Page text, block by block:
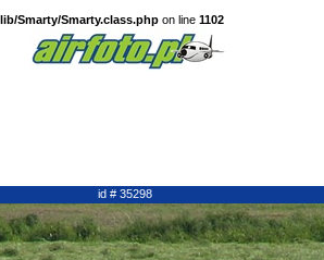
Smarty/Smarty.class.php on line 1102
id # 35298